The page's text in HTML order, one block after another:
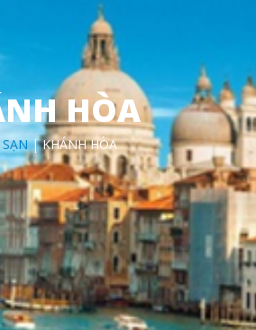
HÒA
SẠN| KHÁNH HÒA